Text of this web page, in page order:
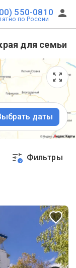
550-0810
по России
для семьи
даты
2 Фильтры